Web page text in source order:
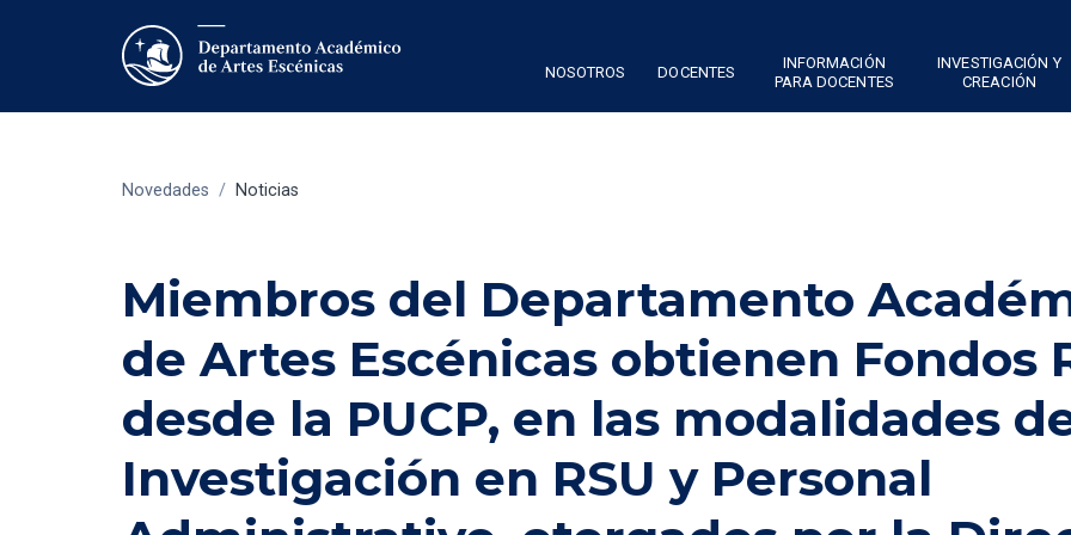
NOSOTROS DOCENTES
INFORMACIÓN
PARA DOCENTES
INVESTIGACIÓN Y
CREACIÓN
Novedades / Noticias
Miembros del Departamento
de Artes Escénicas obtienen Fondos
desde la PUCP, en las modalidades
Investigación en RSU y Personal